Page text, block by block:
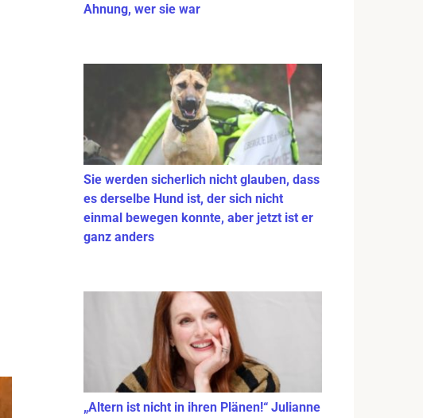
Ahnung, wer sie war
Sie werden sicherlich nicht glauben, dass
es derselbe Hund ist, der sich nicht
einmal bewegen konnte, aber jetzt ist er
ganz anders
„Altern ist nicht in ihren Plänen!“ Julianne